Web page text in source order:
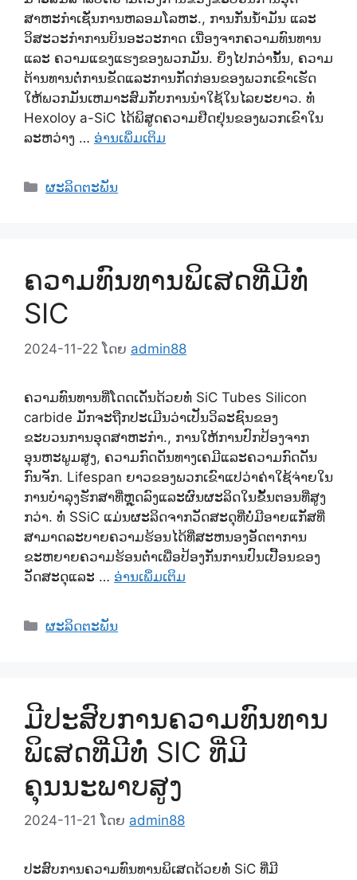
ສາຫະກໍາເຊັ່ນການຫລອມໂລຫະ., ການກັ່ນນ້ຳມັນ ແລະ
ວິສະວະກຳການບິນອະວະກາດ ເນື່ອງຈາກຄວາມທົນທານ
ແລະ ຄວາມແຂງແຮງຂອງພວກມັນ. ຍິ່ງໄປກວ່ານັ້ນ, ຄວາມ
ຕ້ານທານຕໍ່ການຂັດແລະການກັດກ່ອນຂອງພວກເຂົາເຮັດ
ໃຫ້ພວກມັນເຫມາະສົມກັບການນໍາໃຊ້ໃນໄລຍະຍາວ. ທໍ່
Hexoloy a-SiC ໄດ້ພິສູດຄວາມຢືດຢຸ່ນຂອງພວກເຂົາໃນ
ລະຫວ່າງ … ອ່ານເພິ່ມເຕິມ
ຫມວດ
ຜະລິດຕະພັນ
ຄວາມທົນທານພິເສດທີ່ມີທໍ່
SIC
2024-11-22 ໂດຍ admin88
ຄວາມທົນທານທີ່ໂດດເດັ່ນດ້ວຍທໍ່ SiC Tubes Silicon
carbide ມັກຈະຖືກປະເມີນວ່າເປັນວິລະຊົນຂອງ
ຂະບວນການອຸດສາຫະກໍາ., ການໃຫ້ການປົກປ້ອງຈາກ
ອຸນຫະພູມສູງ, ຄວາມກົດດັນທາງເຄມີແລະຄວາມກົດດັນ
ກົນຈັກ. Lifespan ຍາວຂອງພວກເຂົາແປວ່າຄ່າໃຊ້ຈ່າຍໃນ
ການບໍາລຸງຮັກສາທີ່ຫຼຸດລົງແລະຜົນຜະລິດໃນຂັ້ນຕອນທີ່ສູງ
ກວ່າ. ທໍ່ SSiC ແມ່ນຜະລິດຈາກວັດສະດຸທີ່ບໍ່ມີອາຍແກັສທີ່
ສາມາດລະບາຍຄວາມຮ້ອນໄດ້ທີ່ສະຫນອງອັດຕາການ
ຂະຫຍາຍຄວາມຮ້ອນຕ່ໍາເພື່ອປ້ອງກັນການປົນເປື້ອນຂອງ
ວັດສະດຸແລະ … ອ່ານເພິ່ມເຕິມ
ຫມວດ
ຜະລິດຕະພັນ
ມີປະສົບການຄວາມທົນທານ
ພິເສດທີ່ມີທໍ່ SIC ທີ່ມີ
ຄຸນນະພາບສູງ
2024-11-21 ໂດຍ admin88
ປະສົບການຄວາມທົນທານພິເສດດ້ວຍທໍ່ SiC ທີ່ມີ